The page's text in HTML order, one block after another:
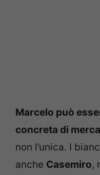
Marcelo può
concreta di
non l’unica. I
anche Casemiro,